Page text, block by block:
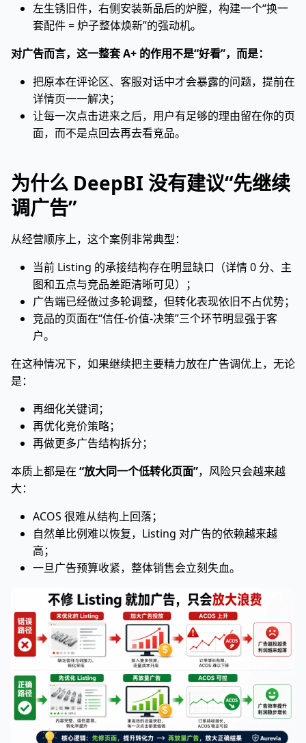
左生锈旧件，右侧安装新品后的炉膛，构建一个“换一
套配件 = 炉子整体焕新”的强动机。
对广告而言，这一整套 A+ 的作用不是“好看”，而是：
把原本在评论区、客服对话中才会暴露的问题，提前在
详情页一一解决；
让每一次点击进来之后，用户有足够的理由留在你的页
面，而不是点回去再去看竞品。
为什么 DeepBI 没有建议“先继续
调广告”
从经营顺序上，这个案例非常典型：
当前 Listing 的承接结构存在明显缺口（详情 0 分、主
图和五点与竞品差距清晰可见）；
广告端已经做过多轮调整，但转化表现依旧不占优势；
竞品的页面在“信任-价值-决策”三个环节明显强于客
户。
在这种情况下，如果继续把主要精力放在广告调优上，无论
是：
再细化关键词；
再优化竞价策略；
再做更多广告结构拆分；
本质上都是在 “放大同一个低转化页面”，风险只会越来越
大：
ACOS 很难从结构上回落；
自然单比例难以恢复，Listing 对广告的依赖越来越
高；
一旦广告预算收紧，整体销售会立刻失血。